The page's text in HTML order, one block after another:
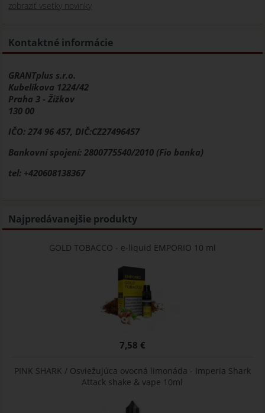
zobraziť vsetky novinky
Kontaktné informácie
GRANTplus s.r.o.
Kubelíkova 1224/42
Praha 3 - Žižkov
130 00
IČO: 274 96 457, DIČ:CZ27496457
Bankovní spojení: 2800775540/2010 (Fio banka)
tel: +420608138367
Najpredávanejšie produkty
GOLD TOBACCO - e-liquid EMPORIO 10 ml
7,58 €
PINK SHARK / Osviežujúca ovocná limonáda - Imperia Shark
Attack shake & vape 10ml